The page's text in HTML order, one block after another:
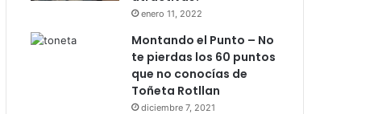
enero 11, 2022
Montando el Punto – No
te pierdas los 60 puntos
que no conocías de
Toñeta Rotllan
diciembre 7, 2021